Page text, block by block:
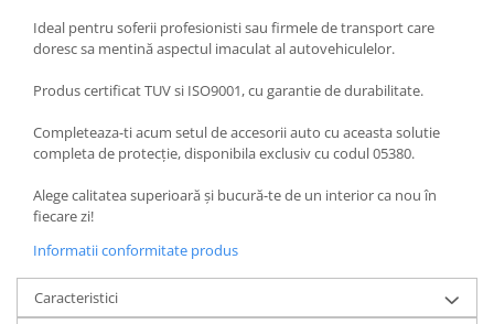
Ideal pentru soferii profesionisti sau firmele de transport care
doresc sa mentină aspectul imaculat al autovehiculelor.
Produs certificat TUV si ISO9001, cu garantie de durabilitate.
Completeaza-ti acum setul de accesorii auto cu aceasta solutie
completa de protecție, disponibila exclusiv cu codul 05380.
Alege calitatea superioară și bucură-te de un interior ca nou în
fiecare zi!
Informatii conformitate produs
Caracteristici